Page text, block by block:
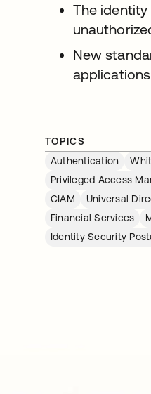
The
New
TOPICS
Authentication
Privileged Access
CIAM
Universal
Financial Services
Identity Security